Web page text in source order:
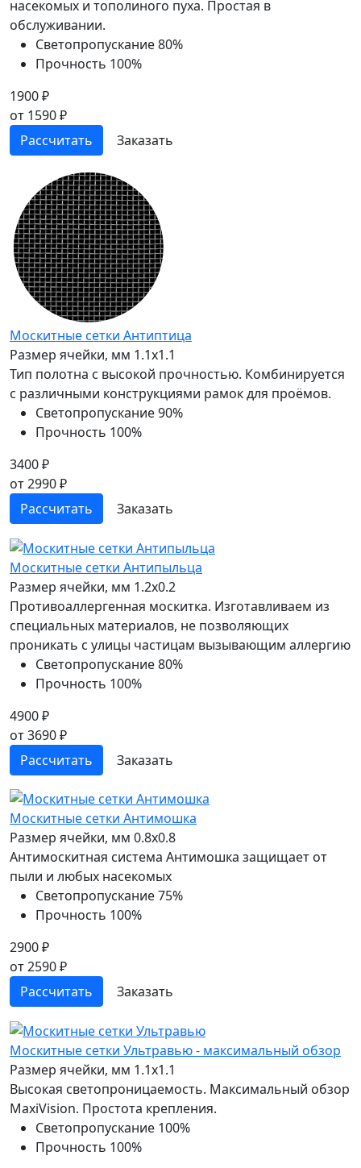
насекомых и тополиного пуха. Простая в
обслуживании.
Светопропускание80%
Прочность 100%
1900 ₽
от 1590 ₽
Рассчитать
Заказать
Москитные сетки Антиптица
Размер ячейки, мм 1.1x1.1
Тип полотна с высокой прочностью. Комбинируется
с различными конструкциями рамок для проёмов.
Светопропускание90%
Прочность 100%
3400 ₽
от 2990 ₽
Рассчитать
Заказать
Москитные сетки Антипыльца
Размер ячейки, мм 1.2x0.2
Противоаллергенная москитка. Изготавливаем из
специальных материалов, не позволяющих
проникать с улицы частицам вызывающим аллергию
Светопропускание80%
Прочность 100%
4900 ₽
от 3690 ₽
Рассчитать
Заказать
Москитные сетки Антимошка
Размер ячейки, мм 0.8x0.8
Антимоскитная система Антимошка защищает от
пыли и любых насекомых
Светопропускание75%
Прочность 100%
2900 ₽
от 2590 ₽
Рассчитать
Заказать
Москитные сетки Ультравью - максимальный обзор
Размер ячейки, мм 1.1x1.1
Высокая светопроницаемость. Максимальный обзор
MaxiVision. Простота крепления.
Светопропускание 100%
Прочность 100%